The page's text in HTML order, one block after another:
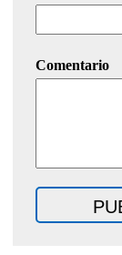
Comentario